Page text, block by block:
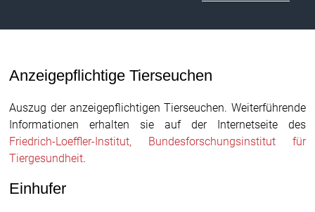
Anzeigepflichtige Tierseuchen
Auszug der anzeigepflichtigen Tierseuchen. Weiterführende
Informationen erhalten sie auf der Internetseite des
Friedrich-Loeffler-Institut, Bundesforschungsinstitut für
Tiergesundheit.
Einhufer